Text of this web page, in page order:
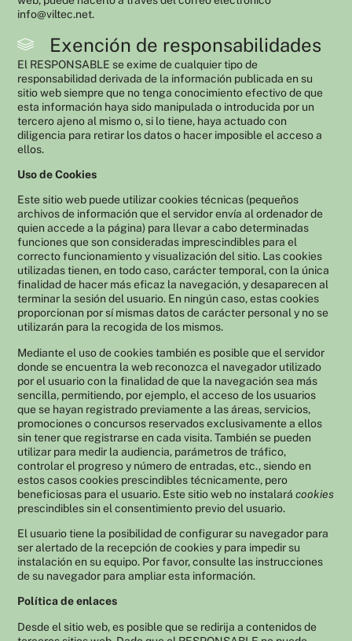
info@viltec.net.
Exención de responsabilidades
El RESPONSABLE se exime de cualquier tipo de
responsabilidad derivada de la información publicada en su
sitio web siempre que no tenga conocimiento efectivo de que
esta información haya sido manipulada o introducida por un
tercero ajeno al mismo o, si lo tiene, haya actuado con
diligencia para retirar los datos o hacer imposible el acceso a
ellos.
Uso de Cookies
Este sitio web puede utilizar cookies técnicas (pequeños
archivos de información que el servidor envía al ordenador de
quien accede a la página) para llevar a cabo determinadas
funciones que son consideradas imprescindibles para el
correcto funcionamiento y visualización del sitio. Las cookies
utilizadas tienen, en todo caso, carácter temporal, con la única
finalidad de hacer más eficaz la navegación, y desaparecen al
terminar la sesión del usuario. En ningún caso, estas cookies
proporcionan por sí mismas datos de carácter personal y no se
utilizarán para la recogida de los mismos.
Mediante el uso de cookies también es posible que el servidor
donde se encuentra la web reconozca el navegador utilizado
por el usuario con la finalidad de que la navegación sea más
sencilla, permitiendo, por ejemplo, el acceso de los usuarios
que se hayan registrado previamente a las áreas, servicios,
promociones o concursos reservados exclusivamente a ellos
sin tener que registrarse en cada visita. También se pueden
utilizar para medir la audiencia, parámetros de tráfico,
controlar el progreso y número de entradas, etc., siendo en
estos casos cookies prescindibles técnicamente, pero
beneficiosas para el usuario. Este sitio web no instalarácookies
prescindibles sin el consentimiento previo del usuario.
El usuario tiene la posibilidad de configurar su navegador para
ser alertado de la recepción de cookies y para impedir su
instalación en su equipo. Por favor, consulte las instrucciones
de su navegador para ampliar esta información.
Política de enlaces
Desde el sitio web, es posible que se redirija a contenidos de